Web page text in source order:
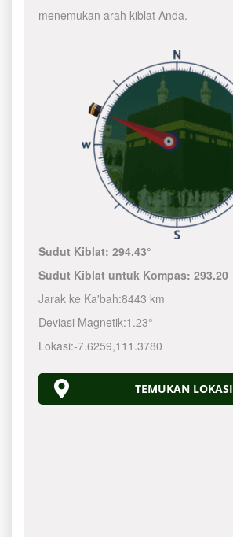
menemukan arah kiblat Anda.
Sudut Kiblat:294.43°
Sudut Kiblat untuk Kompas:293.20
Jarak ke Ka'bah:8443 km
Deviasi Magnetik:1.23°
Lokasi:-7.6259,111.3780
TEMUKAN LOKASI